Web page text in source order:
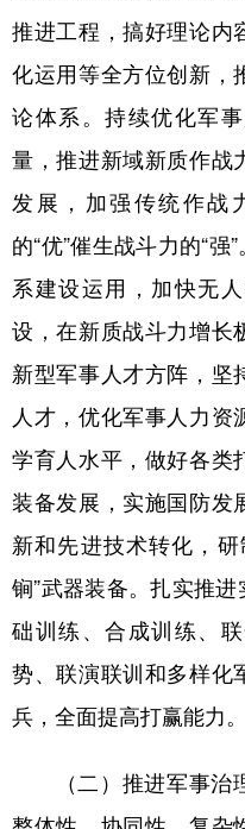
推进工程，搞好理论内
化运用等全方位创新，
论体系。持续优化军
量，推进新域新质作战
发展，加强传统作战
的“优”催生战斗力的“强
系建设运用，加快无
设，在新质战斗力增长
新型军事人才方阵，坚
人才，优化军事人力
学育人水平，做好各类
装备发展，实施国防发
新和先进技术转化，
锏”武器装备。扎实推
础训练、合成训练、
势、联演联训和多样化
兵，全面提高打赢能力。
（二）推进军事治理